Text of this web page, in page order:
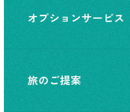
オプションサービス
旅のご提案